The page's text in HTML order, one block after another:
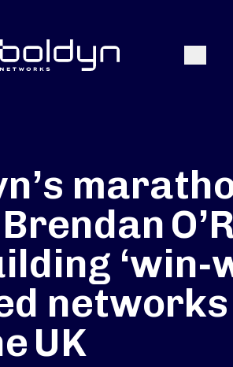
networks
UK